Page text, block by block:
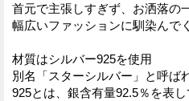
首元で主張しすぎず、お洒落の
幅広いファッションに馴染んで
材質はシルバー925を使用
別名「スターシルバー」と呼ば
925とは、銀含有量92.5％を表し